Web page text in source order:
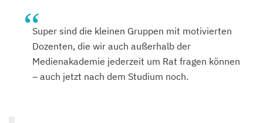
Super sind die kleinen Gruppen mit motivierten
Dozenten, die wir auch außerhalb der
Medienakademie jederzeit um Rat fragen können
– auch jetzt nach dem Studium noch.